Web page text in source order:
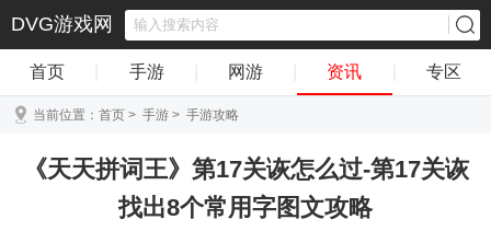
DVG游戏网
首页 手游 网游 资讯 专区
当前位置： 首页 > 手游 > 手游攻略
《天天拼词王》第17关诙怎么过-第17关诙
找出8个常用字图文攻略